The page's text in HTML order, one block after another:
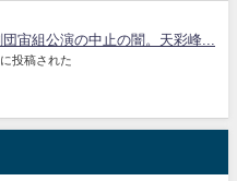
宙組公演の中止の闇。天彩峰...
投稿された